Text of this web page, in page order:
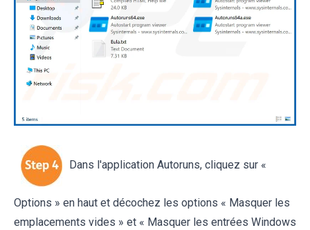
Dans l'application Autoruns, cliquez sur «
Options » en haut et décochez les options « Masquer les
emplacements vides » et « Masquer les entrées Windows